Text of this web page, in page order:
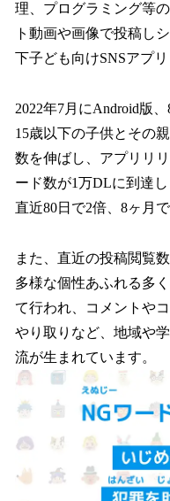
理、プログラミング等
ト動画や画像で投稿し
下子ども向けSNSアプ
2022年7月にAndroid版
15歳以下の子供とその
数を伸ばし、アプリリ
ード数が1万DLに到達
直近80日で2倍、8ヶ月
また、直近の投稿閲覧
多様な個性あふれる多
て行われ、コメントや
やり取りなど、地域や
流が生まれています。